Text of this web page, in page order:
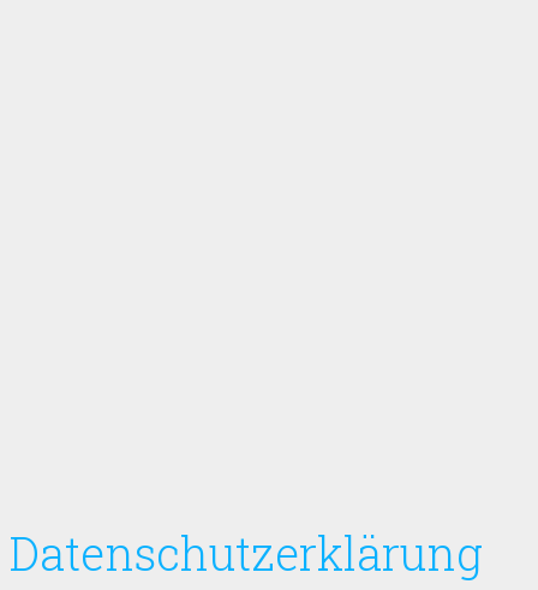
Datenschutzerklärung